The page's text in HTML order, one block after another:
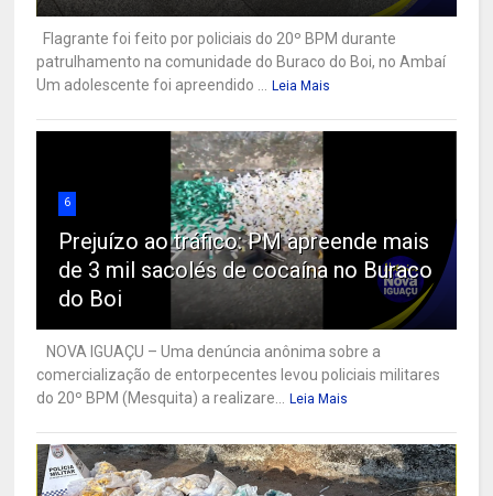
Flagrante foi feito por policiais do 20º BPM durante
patrulhamento na comunidade do Buraco do Boi, no Ambaí
Um adolescente foi apreendido ...
Leia Mais
6
Prejuízo ao tráfico: PM apreende mais
de 3 mil sacolés de cocaína no Buraco
do Boi
NOVA IGUAÇU – Uma denúncia anônima sobre a
comercialização de entorpecentes levou policiais militares
do 20º BPM (Mesquita) a realizare...
Leia Mais